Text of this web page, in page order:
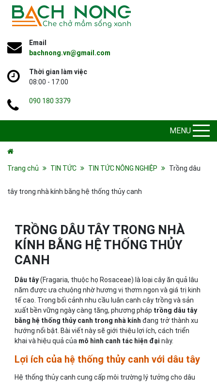
Email
bachnong.vn@gmail.com
Thời gian làm việc
08:00 - 17:00
090 180 3379
MENU
Trang chủ TIN TỨC TIN TỨC NÔNG NGHIỆP Trồng dâu
tây trong nhà kính bằng hệ thống thủy canh
TRỒNG DÂU TÂY TRONG NHÀ
KÍNH BẰNG HỆ THỐNG THỦY
CANH
Dâu tây(Fragaria, thuộc họ Rosaceae) là loại cây ăn quả lâu
năm được ưa chuộng nhờ hương vị thơm ngon và giá trị kinh
tế cao. Trong bối cảnh nhu cầu luân canh cây trồng và sản
xuất bền vững ngày càng tăng, phương pháp trồng dâu tây
bằng hệ thống thủy canh trong nhà kính đang trở thành xu
hướng nổi bật. Bài viết này sẽ giới thiệu lợi ích, cách triển
khai và hiệu quả của mô hình canh tác hiện đại này.
Lợi ích của hệ thống thủy canh với dâu tây
Hệ thống thủy canh cung cấp môi trường lý tưởng cho dâu